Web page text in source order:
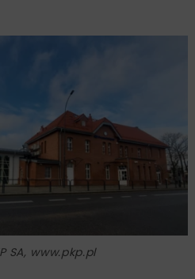
SA, www.pkp.pl